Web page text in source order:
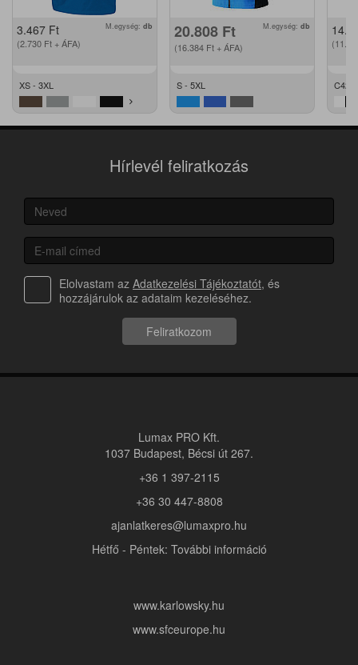
3.467 Ft
(2.730 Ft + ÁFA)
M.egység: db
XS - 3XL
20.808 Ft
(16.384 Ft + ÁFA)
M.egység: db
S - 5XL C42 -
Hírlevél feliratkozás
Elolvastam az Adatkezelési Tájékoztatót, és
hozzájárulok az adataim kezeléséhez.
Feliratkozom
Lumax PRO Kft.
1037 Budapest, Bécsi út 267.
+36 1 397-2115
+36 30 447-8808
ajanlatkeres@lumaxpro.hu
Hétfő - Péntek: További információ
www.karlowsky.hu
www.sfceurope.hu